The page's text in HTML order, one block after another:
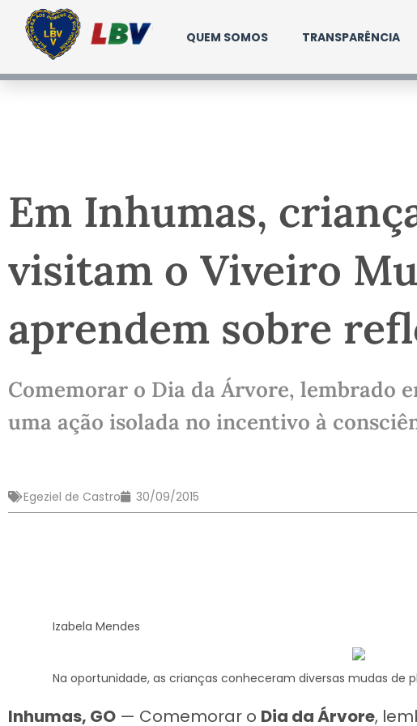
QUEM SOMOS TRANSPARÊNCIA
Em Inhumas,
visitam o Viveiro
aprendem sobre
Comemorar o Dia da Árvore, lembrado
uma ação isolada no incentivo à
Egeziel de Castro 30/09/2015
Izabela Mendes
Na oportunidade, as crianças conheceram diversas mudas de
Inhumas, GO — Comemorar o Dia da Árvore,